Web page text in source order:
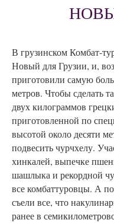
В грузинском Комбат-
Новый для Грузии, и,
приготовили самую
метров. Чтобы сделать
двух килограммов
приготовленной по
высотой около десяти
подвесить чурчхелу.
хинкалей, выпечке
шашлыка и рекордной
все комбаттуровцы. А
съели все, что
ранее в